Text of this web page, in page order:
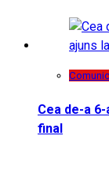
Cea de-a
final